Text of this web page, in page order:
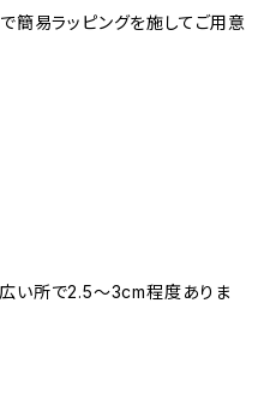
簡易ラッピングを施してご用意
い所で2.5～3cm程度ありま